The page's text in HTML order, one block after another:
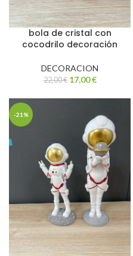
bola de cristal con
cocodrilo decoración
DECORACION
22,00€ 17,00€
-21%